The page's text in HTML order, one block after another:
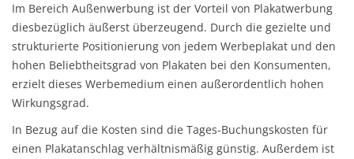
Im Bereich Außenwerbung ist der Vorteil von Plakatwerbung
diesbezüglich äußerst überzeugend. Durch die gezielte und
strukturierte Positionierung von jedem Werbeplakat und den
hohen Beliebtheitsgrad von Plakaten bei den Konsumenten,
erzielt dieses Werbemedium einen außerordentlich hohen
Wirkungsgrad.
In Bezug auf die Kosten sind die Tages-Buchungskosten für
einen Plakatanschlag verhältnismäßig günstig. Außerdem ist